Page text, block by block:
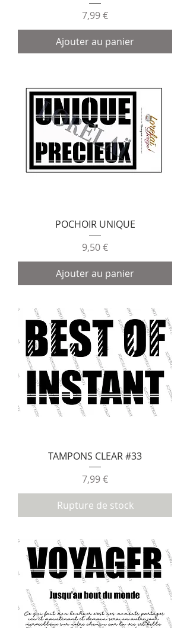
Prix
7,99 €
Ajouter au panier
POCHOIR UNIQUE
Prix
9,50 €
Ajouter au panier
TAMPONS CLEAR #33
Prix
7,99 €
Rupture de stock